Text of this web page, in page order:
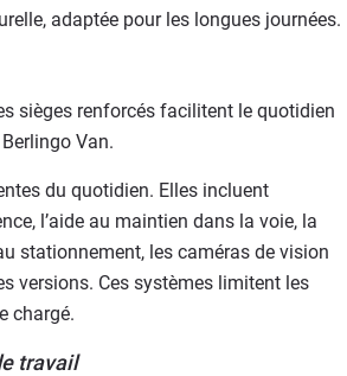
adaptée pour les longues journées.
sièges renforcés facilitent le quotidien
Van.
du quotidien. Elles incluent
l’aide au maintien dans la voie, la
stationnement, les caméras de vision
versions.​ Ces systèmes limitent les
chargé.
travail